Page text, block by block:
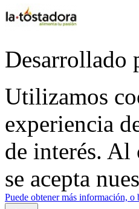
Desarrollado
Utilizamos
experiencia
de interés. Al
se acepta
Puede obtener más información,